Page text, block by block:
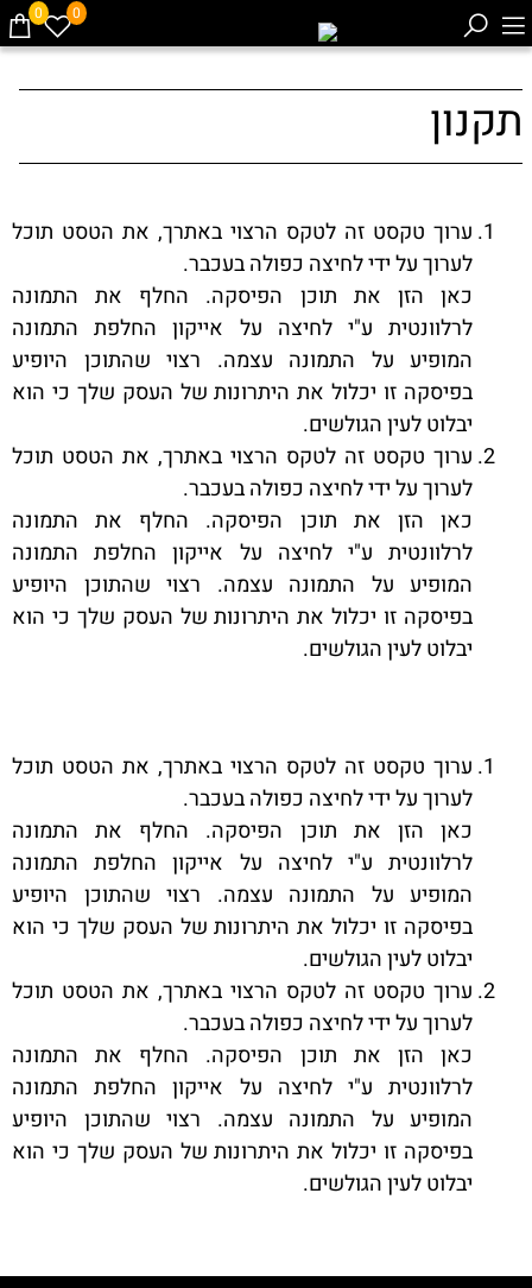
0 0
תקנון
ערוך טקסט זה לטקס הרצוי באתרך, את הטסט תוכל
לערוך על ידי לחיצה כפולה בעכבר.
כאן הזן את תוכן הפיסקה. החלף את התמונה
לרלוונטית ע"י לחיצה על אייקון החלפת התמונה
המופיע על התמונה עצמה. רצוי שהתוכן היופיע
בפיסקה זו יכלול את היתרונות של העסק שלך כי הוא
יבלוט לעין הגולשים.
ערוך טקסט זה לטקס הרצוי באתרך, את הטסט תוכל
לערוך על ידי לחיצה כפולה בעכבר.
כאן הזן את תוכן הפיסקה. החלף את התמונה
לרלוונטית ע"י לחיצה על אייקון החלפת התמונה
המופיע על התמונה עצמה. רצוי שהתוכן היופיע
בפיסקה זו יכלול את היתרונות של העסק שלך כי הוא
יבלוט לעין הגולשים.
ערוך טקסט זה לטקס הרצוי באתרך, את הטסט תוכל
לערוך על ידי לחיצה כפולה בעכבר.
כאן הזן את תוכן הפיסקה. החלף את התמונה
לרלוונטית ע"י לחיצה על אייקון החלפת התמונה
המופיע על התמונה עצמה. רצוי שהתוכן היופיע
בפיסקה זו יכלול את היתרונות של העסק שלך כי הוא
יבלוט לעין הגולשים.
ערוך טקסט זה לטקס הרצוי באתרך, את הטסט תוכל
לערוך על ידי לחיצה כפולה בעכבר.
כאן הזן את תוכן הפיסקה. החלף את התמונה
לרלוונטית ע"י לחיצה על אייקון החלפת התמונה
המופיע על התמונה עצמה. רצוי שהתוכן היופיע
בפיסקה זו יכלול את היתרונות של העסק שלך כי הוא
יבלוט לעין הגולשים.